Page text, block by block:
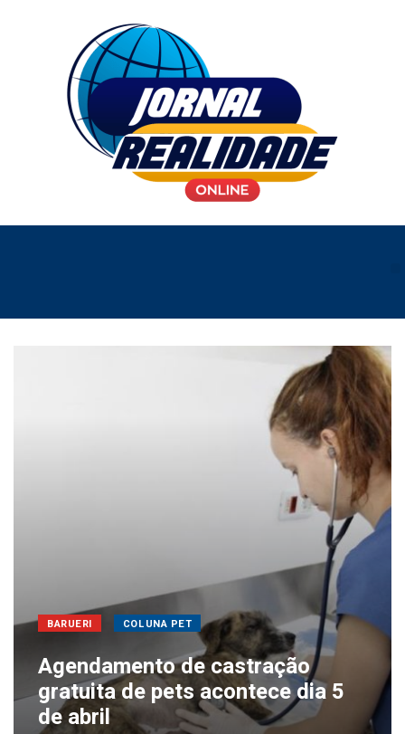
BARUERI COLUNA PET
Agendamento de castração
gratuita de pets acontece dia 5
de abril